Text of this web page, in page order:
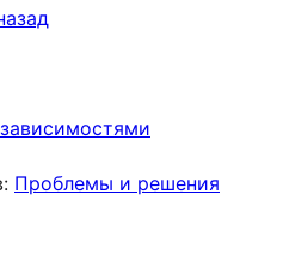
Проблемы и решения